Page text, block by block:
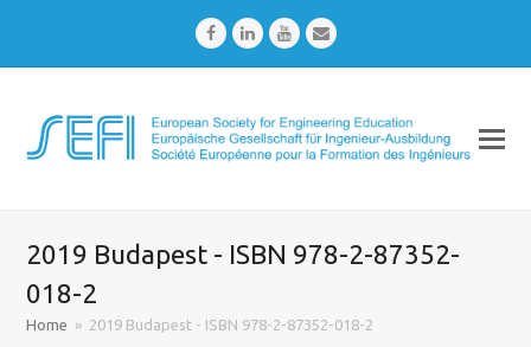
FacebookLinkedInYoutubeEmail
2019 Budapest - ISBN 978-2-87352-
018-2
Home » 2019 Budapest - ISBN 978-2-87352-018-2